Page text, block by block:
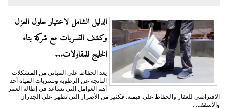
الدليل الشامل لاختيار حلول العزل
وكشف التسربات مع شركة بناء
الخليج للمقاولات...
يعد الحفاظ على المباني من المشكلات
الناتجة عن الرطوبة وتسربات المياه أحد
أهم العوامل التي تساعد في إطالة العمر
الافتراضي للعقار والحفاظ على قيمته. فكثير من الأضرار التي تظهر على الجدران
والأسقف...